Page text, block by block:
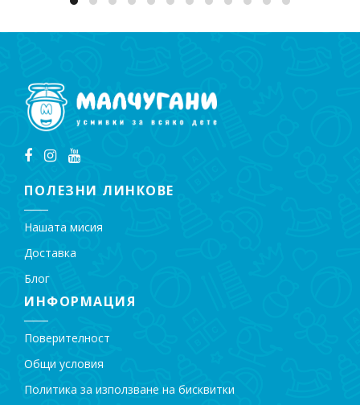
ПОЛЕЗНИ ЛИНКОВЕ
Нашата мисия
Доставка
Блог
ИНФОРМАЦИЯ
Поверителност
Общи условия
Политика за използване на бисквитки